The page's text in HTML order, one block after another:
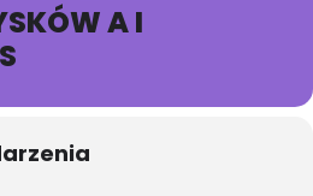
A I